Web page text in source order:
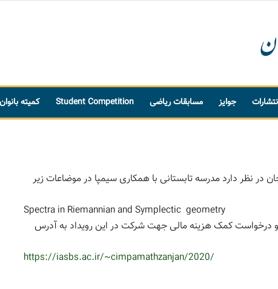
جوایز مسابقات ریاضی Student Competition کمیته بانوان
در نظر دارد مدرسه تابستانی با همکاری سیمپا در موضاعات زیر
Spectra in Riemannian and Symplectic geometry
درخواست کمک هزینه مالی جهت شرکت در این رویداد به آدرس
https://iasbs.ac.ir/~cimpamathzanjan/2020/